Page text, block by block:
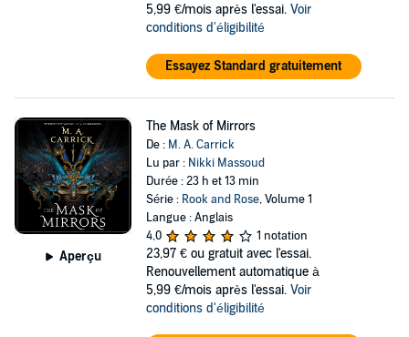
5,99 €/mois après l'essai. Voir
conditions d'éligibilité
Essayez Standard gratuitement
Aperçu
The Mask of Mirrors
De : M. A. Carrick
Lu par : Nikki Massoud
Durée : 23 h et 13 min
Série : Rook and Rose, Volume 1
Langue : Anglais
4,0
1 notation
23,97 € ou gratuit avec l'essai.
Renouvellement automatique à
5,99 €/mois après l'essai. Voir
conditions d'éligibilité